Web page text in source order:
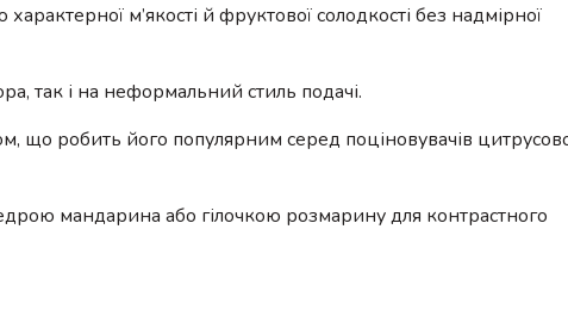
м’якості й фруктової солодкості без надмірної
так і на неформальний стиль подачі.
що робить його популярним серед поціновувачів
мандарина або гілочкою розмарину для контрастного